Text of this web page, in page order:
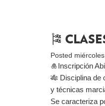
🎏
Posted
🎍Inscripción
🎋 Disciplina de
y técnicas
Se caracteriza